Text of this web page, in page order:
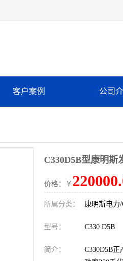
客户案例 公司
C330D5B型康明斯
价格：￥
所属分类： 康明斯电力/
型号： C330 D5B
简介：
C330D5B